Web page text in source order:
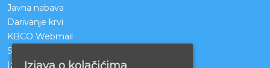
Javna nabava
Darivanje krvi
KBCO Webmail
Sestrinstvo KBC Osijek
Izjava o pristupačnosti mrežnih stranica